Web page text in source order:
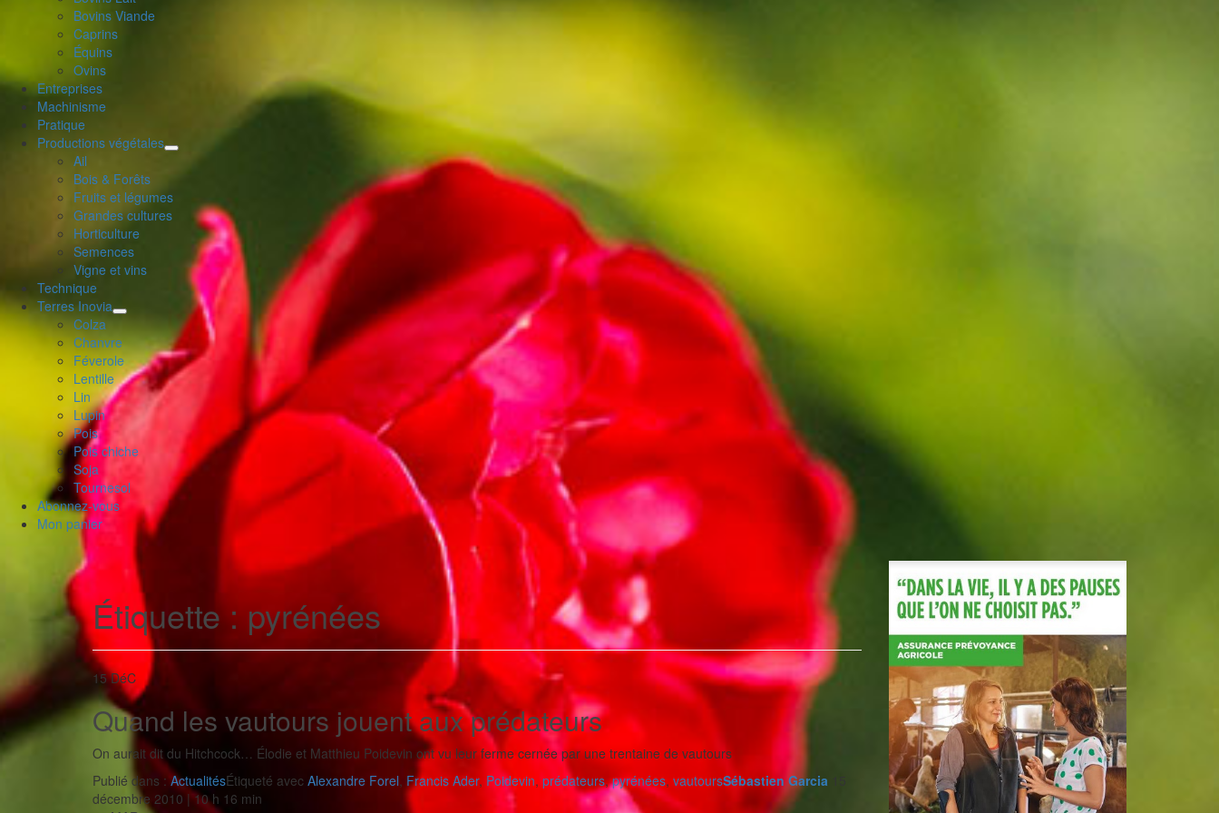
enfant
Bovins Viande
Caprins
Équins
Ovins
Entreprises
Machinisme
Pratique
Productions végétales
déplier
menu
enfant
Ail
Bois & Forêts
Fruits et légumes
Grandes cultures
Horticulture
Semences
Vigne et vins
Technique
Terres Inovia
déplier
le
menu
enfant
Colza
Chanvre
Féverole
Lentille
Lin
Lupin
Pois
Pois chiche
Soja
Tournesol
Abonnez-vous
Mon panier
Étiquette :pyrénées
15DéC
Quand les vautours jouent aux prédateurs
On aurait dit du Hitchcock… Élodie et Matthieu Poidevin ont vu leur ferme cernée par une trentaine de vautours
Publié dans :ActualitésÉtiqueté avec Alexandre Forel, Francis Ader, Poidevin, prédateurs,pyrénées, vautoursSébastien Garcia
décembre 2010 | 10 h 16 min